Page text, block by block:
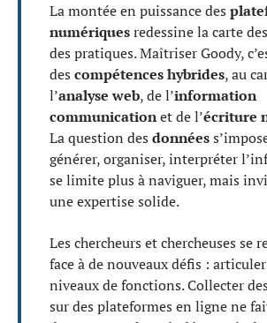
La montée en puissance des
numériquesredessine la carte
des pratiques. Maîtriser Goody,
des compétences hybrides, au
l’analyse web, de l’information
communicationet de l’écriture
La question des données
générer, organiser, interpréter
se limite plus à naviguer, mais
une expertise solide.
Les chercheurs et chercheuses se
face à de nouveaux défis :
niveaux de fonctions. Collecter des
sur des plateformes en ligne ne